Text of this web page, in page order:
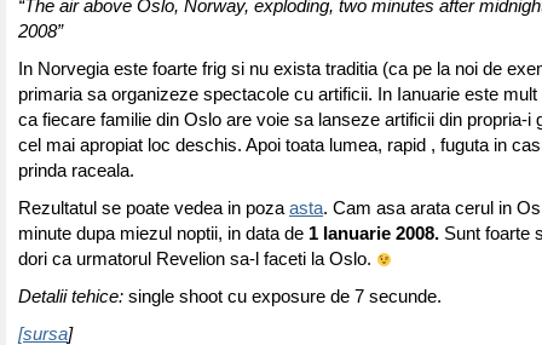
“The air above Oslo, Norway, exploding, two minutes after
2008”
In Norvegia este foarte frig si nu exista traditia (ca pe la noi de
primaria sa organizeze spectacole cu artificii. In Ianuarie este mult
ca fiecare familie din Oslo are voie sa lanseze artificii din propria-i
cel mai apropiat loc deschis. Apoi toata lumea, rapid , fuguta in
prinda raceala.
Rezultatul se poate vedea in poza asta. Cam asa arata cerul in
minute dupa miezul noptii, in data de 1 Ianuarie 2008. Sunt foarte
dori ca urmatorul Revelion sa-l faceti la Oslo.
Detalii tehice: single shoot cu exposure de 7 secunde.
[sursa]